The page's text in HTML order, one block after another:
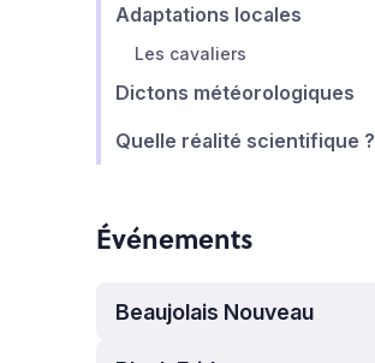
Adaptations locales
Les cavaliers
Dictons météorologiques
Quelle réalité scientifique ?
Événements
Beaujolais Nouveau